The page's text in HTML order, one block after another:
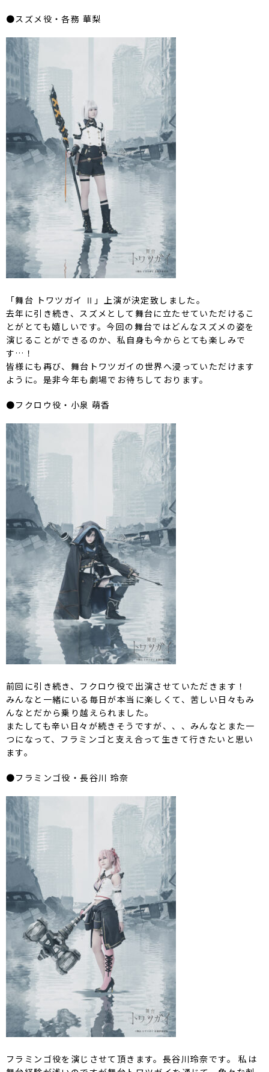
●スズメ役・各務 華梨
「舞台 トワツガイ Ⅱ」上演が決定致しました。
去年に引き続き、スズメとして舞台に立たせていただけるこ
とがとても嬉しいです。今回の舞台ではどんなスズメの姿を
演じることができるのか、私自身も今からとても楽しみで
す…！
皆様にも再び、舞台トワツガイの世界へ浸っていただけます
ように。是非今年も劇場でお待ちしております。
●フクロウ役・小泉 萌香
前回に引き続き、フクロウ役で出演させていただきます！
みんなと一緒にいる毎日が本当に楽しくて、苦しい日々もみ
んなとだから乗り越えられました。
またしても辛い日々が続きそうですが、、、みんなとまた一
つになって、フラミンゴと支え合って生きて行きたいと思い
ます。
●フラミンゴ役・長谷川 玲奈
フラミンゴ役を演じさせて頂きます。長谷川玲奈です。 私は